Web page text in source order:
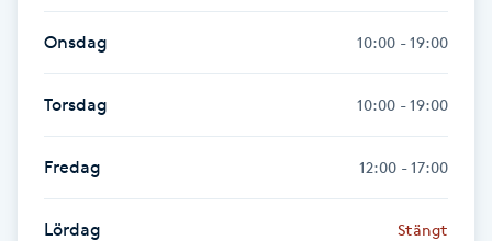
Gel naglar
Gelenaglar
Gellack
Onsdag 10:00 - 19:00
Torsdag 10:00 - 19:00
Fredag 12:00 - 17:00
Lördag Stängt